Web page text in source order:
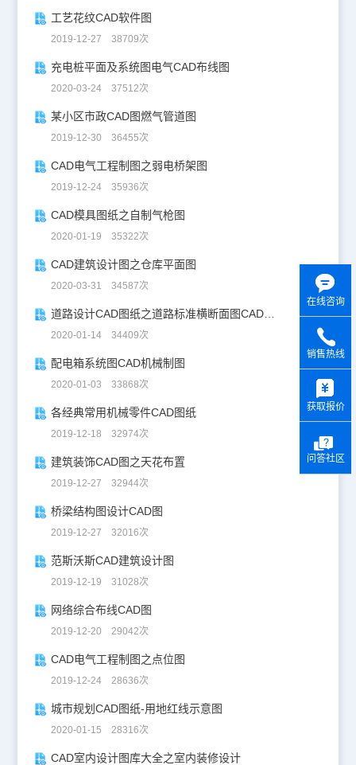
工艺花纹CAD软件图
2019-12-27 38709次
充电桩平面及系统图电气CAD布线图
2020-03-24 37512次
某小区市政CAD图燃气管道图
2019-12-30 36455次
CAD电气工程制图之弱电桥架图
2019-12-24 35936次
CAD模具图纸之自制气枪图
2020-01-19 35322次
CAD建筑设计图之仓库平面图
2020-03-31 34587次
道路设计CAD图纸之道路标准横断面图CAD图纸
2020-01-14 34409次
配电箱系统图CAD机械制图
2020-01-03 33868次
各经典常用机械零件CAD图纸
2019-12-18 32974次
建筑装饰CAD图之天花布置
2019-12-27 32944次
桥梁结构图设计CAD图
2019-12-27 32016次
范斯沃斯CAD建筑设计图
2019-12-19 31028次
网络综合布线CAD图
2019-12-20 29042次
CAD电气工程制图之点位图
2019-12-24 28636次
城市规划CAD图纸-用地红线示意图
2020-01-15 28316次
CAD室内设计图库大全之室内装修设计
在线咨询
销售热线
获取报价
问答社区